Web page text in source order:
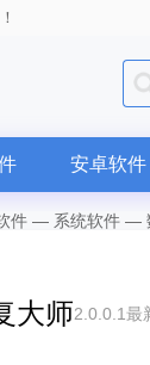
安卓软件
件 — 系统软件 —
大师2.0.0.1最